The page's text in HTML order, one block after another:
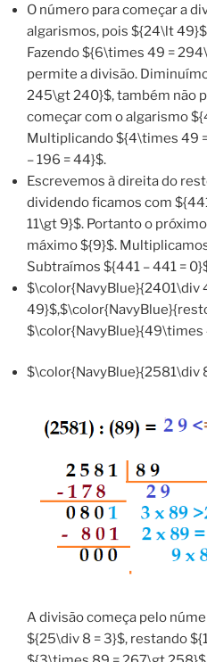
O número para começar a
algarismos, pois ${24\lt
Fazendo ${6\times 49 =
permite a divisão.
245\gt 240}$, também não
começar com o algarismo
Multiplicando ${4\times 49
– 196 = 44}$.
Escrevemos à direita do
dividendo ficamos com
11\gt 9}$. Portanto o
máximo ${9}$.
Subtraímos ${441 – 441 =
$\color{NavyBlue}{2401\div
$\color{NavyBlue}{49\times
$\color{NavyBlue}{2581\div
A divisão começa pelo
${25\div 8 = 3}$, restando